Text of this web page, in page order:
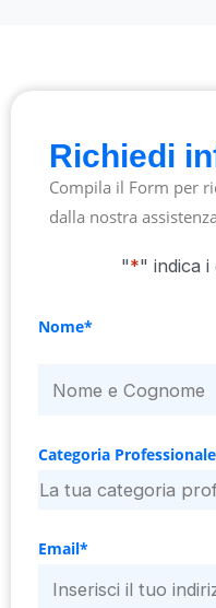
Richiedi
Compila il Form per
dalla nostra
"*" indica
Nome*
Nome
Categoria Professionale
Email*